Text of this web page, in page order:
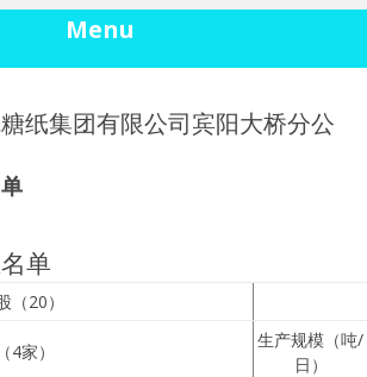
Menu
纸集团有限公司宾阳大桥分公
单
（20）
4家）
生产规模（吨/
日）